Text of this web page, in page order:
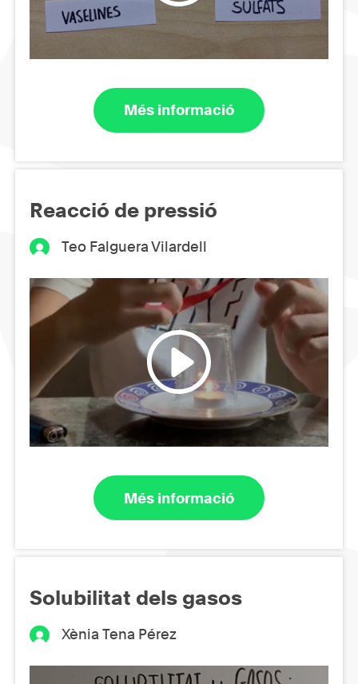
Més informació
Reacció de pressió
Teo Falguera Vilardell
Més informació
Solubilitat dels gasos
Xènia Tena Pérez